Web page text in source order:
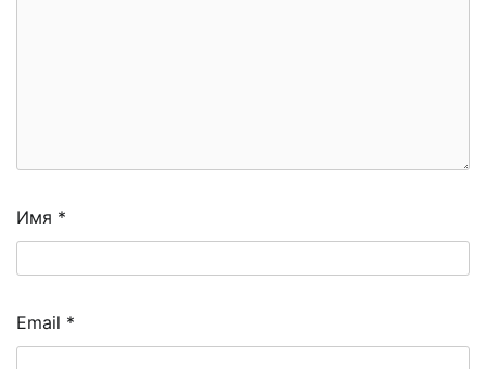
Имя *
Email *